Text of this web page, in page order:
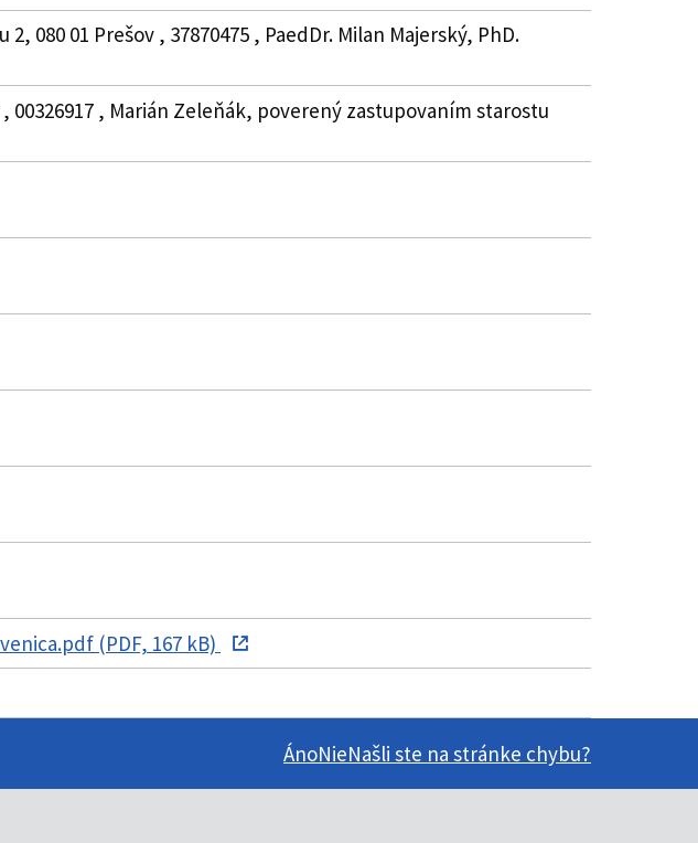
080 01 Prešov , 37870475 , PaedDr. Milan Majerský, PhD.
00326917 , Marián Zeleňák, poverený zastupovaním starostu
(PDF, 167 kB)
ÁnoNieNašli ste na stránke chybu?